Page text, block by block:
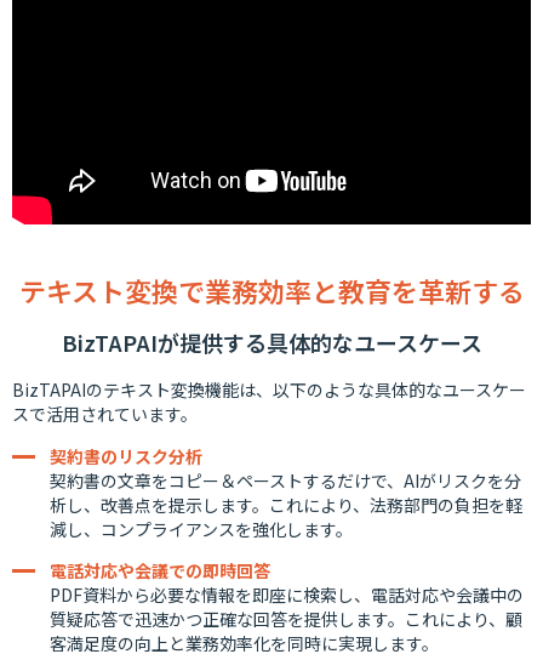
テキスト変換で業務効率と教育を革新する
BizTAPAIが提供する具体的なユースケース
BizTAPAIのテキスト変換機能は、以下のような具体的なユースケー
スで活用されています。
契約書のリスク分析
契約書の文章をコピー＆ペーストするだけで、AIがリスクを分
析し、改善点を提示します。これにより、法務部門の負担を軽
減し、コンプライアンスを強化します。
電話対応や会議での即時回答
PDF資料から必要な情報を即座に検索し、電話対応や会議中の
質疑応答で迅速かつ正確な回答を提供します。これにより、顧
客満足度の向上と業務効率化を同時に実現します。